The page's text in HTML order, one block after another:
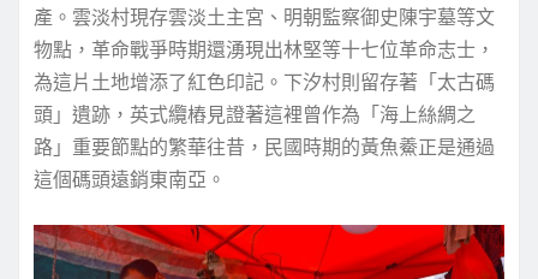
產。雲淡村現存雲淡土主宮、明朝監察御史陳宇墓等文
物點，革命戰爭時期還湧現出林堅等十七位革命志士，
為這片土地增添了紅色印記。下汐村則留存著「太古碼
頭」遺跡，英式纜樁見證著這裡曾作為「海上絲綢之
路」重要節點的繁華往昔，民國時期的黃魚鯗正是通過
這個碼頭遠銷東南亞。